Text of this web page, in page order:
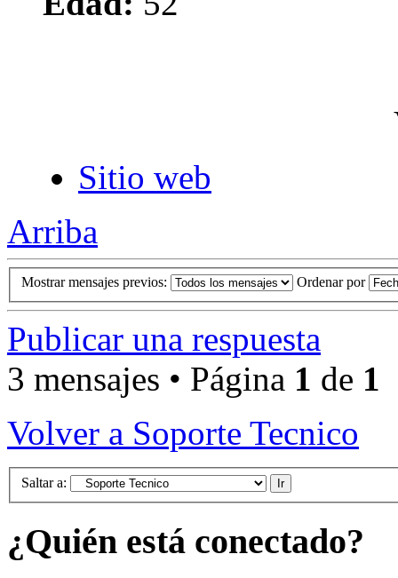
Sitio web
Arriba
Mostrar mensajes previos: Ordenar por
Publicar una respuesta
3 mensajes • Página 1 de 1
Volver a Soporte Tecnico
Saltar a:
¿Quién está conectado?